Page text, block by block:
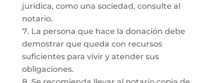
jurídica, como una sociedad, consulte al
notario.
La persona que hace la donación debe
demostrar que queda con recursos
suficientes para vivir y atender sus
obligaciones.